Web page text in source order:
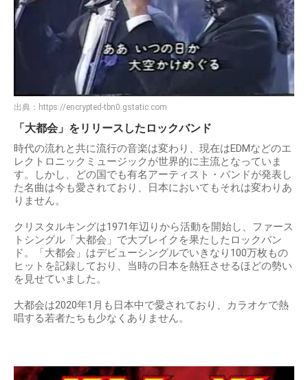
出典： https://encrypted-tbn0.gstatic.com
「大都会」をリリースしたロックバンド
時代の流れと共に流行の音楽は変わり、現在はEDMなどのエ
レクトロニックミュージックが世界的に主流となっていま
す。しかし、どの国でも有名アーティスト・バンドが発表し
た名曲は今も愛されており、日本においてもそれは変わりあ
りません。
クリスタルキングは1971年辺りから活動を開始し、ファース
トシングル「大都会」で大ブレイクを果たしたロックバン
ド。「大都会」はデビューシングルでいきなり100万枚もの
ヒットを記録しており、当時の日本を熱狂させるほどの勢い
を見せていました。
大都会は2020年1月も日本中で愛されており、カラオケで熱
唱する若者たちも少なくありません。